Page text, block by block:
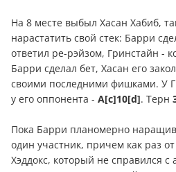
На 8 месте выбыл Хасан Хабиб,
нарастатить свой стек: Барри
ответил ре-рэйзом, Гринстайн -
Барри сделал бет, Хасан его
своими последними фишками. У
у его оппонента - А[c]10[d]. Терн
Пока Барри планомерно
один участник, причем как раз
Хэддокс, который не справился с